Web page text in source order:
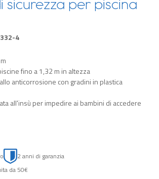
sicurezza per piscina
4
fino a 1,32 m in altezza
anticorrosione con gradini in plastica
all'insù per impedire ai bambini di accedere
2 anni di garanzia
da 50€